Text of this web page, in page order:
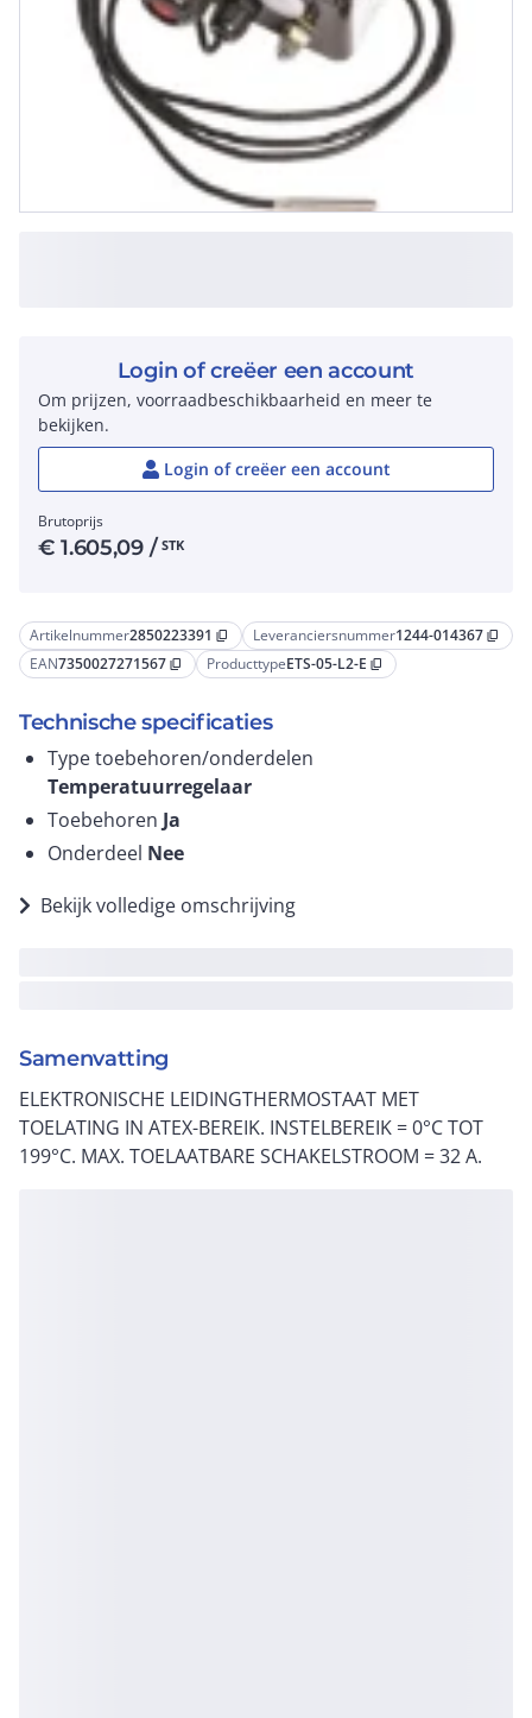
Artikelnummer2850223391 content_copy Leveranciersnummer1244-014367 content_copy
EAN7350027271567 content_copy ProducttypeETS-05-L2-E content_copy
Technische specificaties
Type toebehoren/onderdelen
Temperatuurregelaar
Toebehoren Ja
Onderdeel Nee
Bekijk volledige omschrijving
Samenvatting
ELEKTRONISCHE LEIDINGTHERMOSTAAT MET
TOELATING IN ATEX-BEREIK. INSTELBEREIK = 0°C TOT
199°C. MAX. TOELAATBARE SCHAKELSTROOM = 32 A.
Login of creëer een account
Om prijzen, voorraadbeschikbaarheid en meer te
bekijken.
Login of creëer een account
Brutoprijs
€1.605,09/ STK